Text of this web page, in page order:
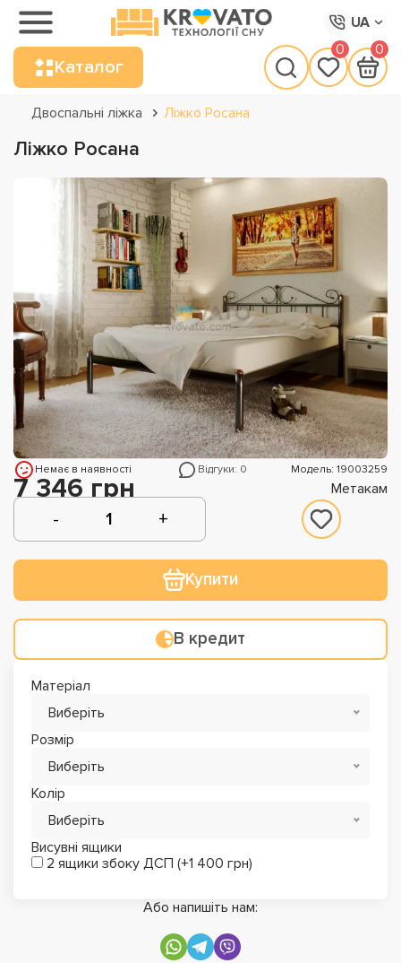
UA
Каталог
0 0
Двоспальні ліжка Ліжко Росана
Ліжко Росана
Немає в наявності Відгуки: 0 Модель: 19003259
7 346 грн Метакам
Купити
В кредит
Матеріал
Виберіть
Розмір
Виберіть
Колір
Виберіть
Висувні ящики
2 ящики збоку ДСП (+1 400 грн)
Або напишіть нам: